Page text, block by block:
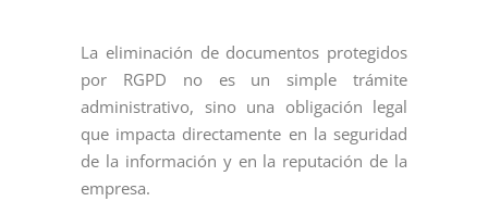
La eliminación de documentos protegidos
por RGPD no es un simple trámite
administrativo, sino una obligación legal
que impacta directamente en la seguridad
de la información y en la reputación de la
empresa.